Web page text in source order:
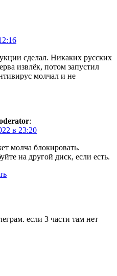
сделал. Никаких русских
извлёк, потом запустил
молчал и не
:
в 23:20
молча блокировать.
на другой диск, если есть.
если 3 части там нет